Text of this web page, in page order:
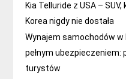
Kia Telluride z USA – SUV,
Korea nigdy nie dostała
Wynajem samochodów w
pełnym ubezpieczeniem:
turystów